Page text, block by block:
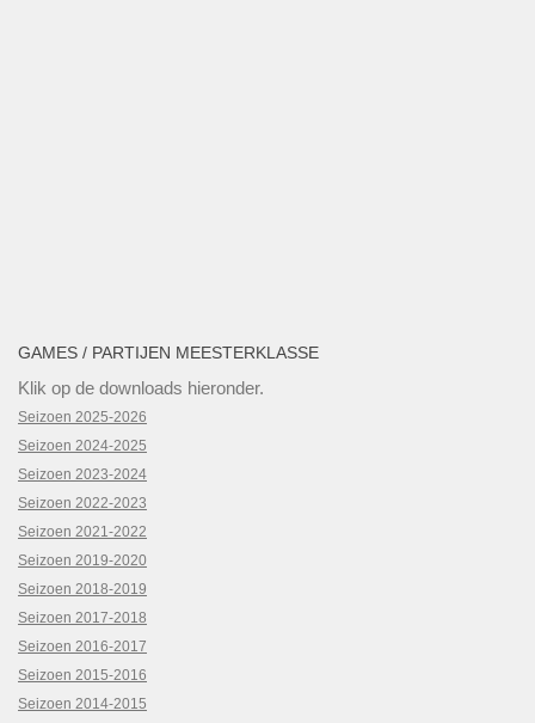
GAMES / PARTIJEN MEESTERKLASSE
Klik op de downloads hieronder.
Seizoen 2025-2026
Seizoen 2024-2025
Seizoen 2023-2024
Seizoen 2022-2023
Seizoen 2021-2022
Seizoen 2019-2020
Seizoen 2018-2019
Seizoen 2017-2018
Seizoen 2016-2017
Seizoen 2015-2016
Seizoen 2014-2015